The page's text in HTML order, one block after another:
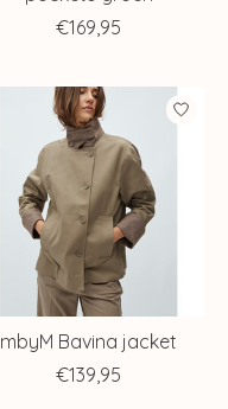
€169,95
mbyM Bavina jacket
€139,95